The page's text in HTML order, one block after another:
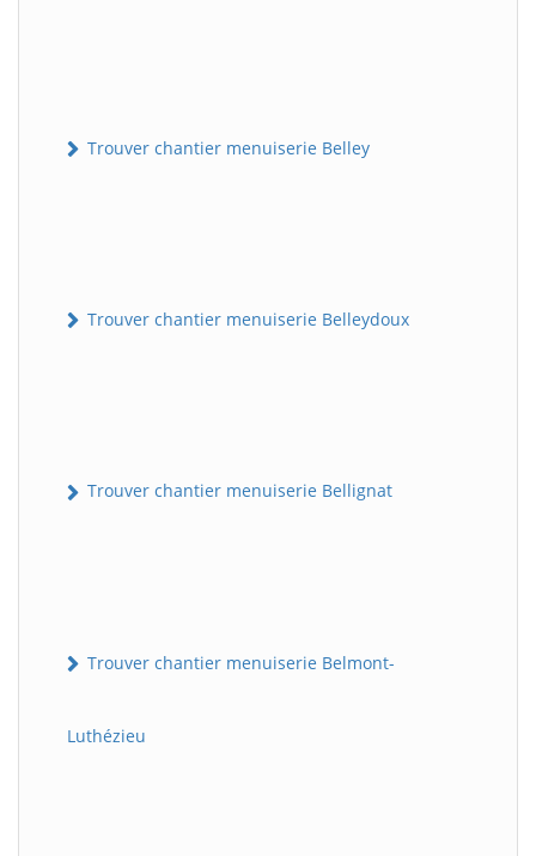
Trouver chantier menuiserie Belley
Trouver chantier menuiserie Belleydoux
Trouver chantier menuiserie Bellignat
Trouver chantier menuiserie Belmont-
Luthézieu